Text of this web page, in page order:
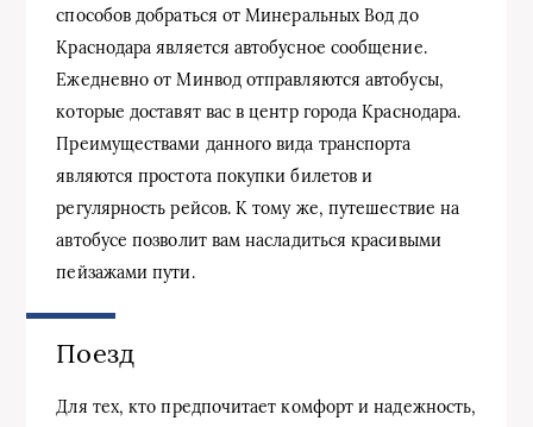
способов добраться от Минеральных Вод до
Краснодара является автобусное сообщение.
Ежедневно от Минвод отправляются автобусы,
которые доставят вас в центр города Краснодара.
Преимуществами данного вида транспорта
являются простота покупки билетов и
регулярность рейсов. К тому же, путешествие на
автобусе позволит вам насладиться красивыми
пейзажами пути.
Поезд
Для тех, кто предпочитает комфорт и надежность,